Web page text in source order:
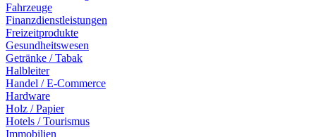
Fahrzeuge
Finanzdienstleistungen
Freizeitprodukte
Gesundheitswesen
Getränke / Tabak
Halbleiter
Handel / E-Commerce
Hardware
Holz / Papier
Hotels / Tourismus
Immobilien